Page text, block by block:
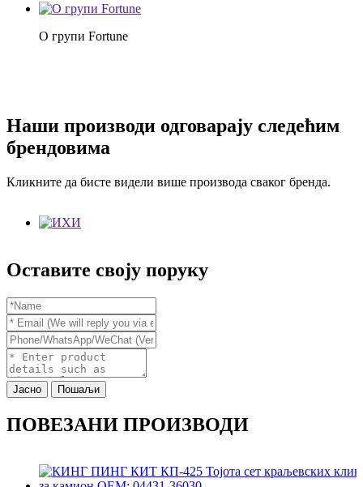
О групи Fortune
Наши производи одговарају следећим
брендовима
Кликните да бисте видели више производа сваког бренда.
Оставите своју поруку
Јасно Пошаљи
ПОВЕЗАНИ ПРОИЗВОДИ